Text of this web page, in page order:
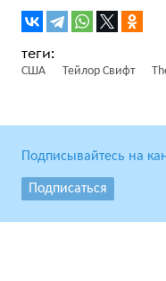
США Тейлор Свифт
Подписывайтесь на
Подписаться